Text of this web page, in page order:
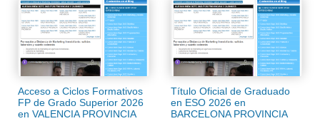
Acceso a Ciclos Formativos
FP de Grado Superior 2026
en VALENCIA PROVINCIA
Título Oficial de Graduado
en ESO 2026 en
BARCELONA PROVINCIA